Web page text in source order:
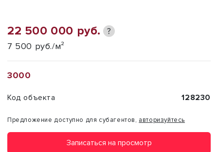
22 500 000 руб. ?
7 500 руб./м²
3000
Код объекта 128230
Предложение доступно для субагентов, авторизуйтесь
Записаться на просмотр